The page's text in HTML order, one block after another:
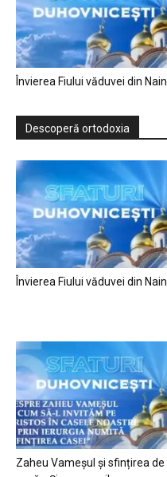
Învierea Fiului văduvei din Nain
Descoperă ortodoxia
Învierea Fiului văduvei din Nain
Zaheu Vameșul și sfințirea de